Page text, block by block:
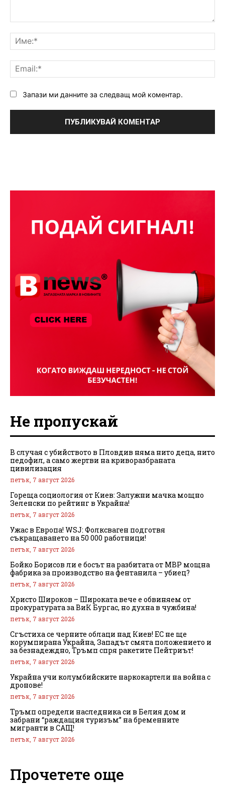
Запази ми данните за следващ мой коментар.
Не пропускай
В случая с убийството в Пловдив няма нито деца, нито
педофил, а само жертви на криворазбраната
цивилизация
петък, 7 август 2026
Гореща социология от Киев: Залужни мачка мощно
Зеленски по рейтинг в Украйна!
петък, 7 август 2026
Ужас в Европа! WSJ: Фолксваген подготвя
съкращаването на 50 000 работници!
петък, 7 август 2026
Бойко Борисов ли е босът на разбитата от МВР мощна
фабрика за производство на фентанила – убиец?
петък, 7 август 2026
Христо Широков – Широката вече е обвиняем от
прокуратурата за ВиК Бургас, но духна в чужбина!
петък, 7 август 2026
Сгъстиха се черните облаци над Киев! ЕС не ще
корумпирана Украйна, Западът смята положението и
за безнадеждно, Тръмп спря ракетите Пейтриът!
петък, 7 август 2026
Украйна учи колумбийските наркокартели на война с
дронове!
петък, 7 август 2026
Тръмп определи наследника си в Белия дом и
забрани “раждащия туризъм” на бременните
мигранти в САЩ!
петък, 7 август 2026
Прочетете още